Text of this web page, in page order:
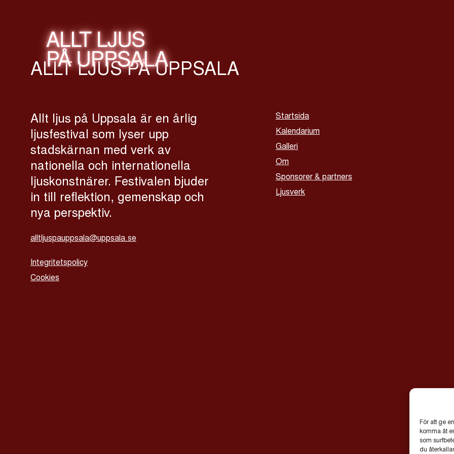
För att ge
komma åt
som
du
ALLT LJUS PÅ UPPSALA
Allt ljus på Uppsala är en årlig
ljusfestival som lyser upp
stadskärnan med verk av
nationella och internationella
ljuskonstnärer. Festivalen bjuder
in till reflektion, gemenskap och
nya perspektiv.
alltljuspauppsala@uppsala.se
Integritetspolicy
Cookies
Startsida
Kalendarium
Galleri
Om
Sponsorer & partners
Ljusverk